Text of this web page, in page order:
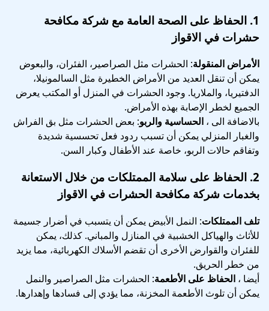
1. الحفاظ على الصحة العامة مع شركة مكافحة
حشرات في الاقواز
الأمراض المنقولة: الحشرات مثل الصراصير، الفئران، والبعوض
يمكن أن تنقل العديد من الأمراض الخطيرة مثل السالمونيلا،
الدفتيريا، والملاريا. وجود الحشرات في المنزل أو المكتب يعرض
الجميع لخطر الإصابة بهذه الأمراض.
بالاضافة الى ، الحساسية والربو: بعض الحشرات مثل بق الفراش
والغبار المنزلي يمكن أن تسبب ردود فعل تحسسية شديدة
وتفاقم حالات الربو، خاصة عند الأطفال وكبار السن.
2. الحفاظ على سلامة الممتلكات من خلال الاستعانة
بخدمات شركة مكافحة الحشرات في الاقواز
تلف الممتلكات: النمل الأبيض يمكن أن يتسبب في أضرار جسيمة
للأثاث والهياكل الخشبية في المنازل والمباني. كذلك، يمكن
للفئران والقوارض الأخرى أن تقضم الأسلاك الكهربائية، مما يزيد
من خطر الحريق.
أيضا ، الحفاظ على الأطعمة: الحشرات مثل الصراصير والنمل
يمكن أن تلوث الأطعمة المخزنة، مما يؤدي إلى فسادها وإهدارها.